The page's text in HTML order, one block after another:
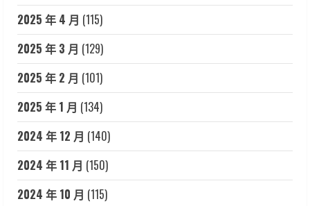
2025 年 4 月 (115)
2025 年 3 月 (129)
2025 年 2 月 (101)
2025 年 1 月 (134)
2024 年 12 月 (140)
2024 年 11 月 (150)
2024 年 10 月 (115)